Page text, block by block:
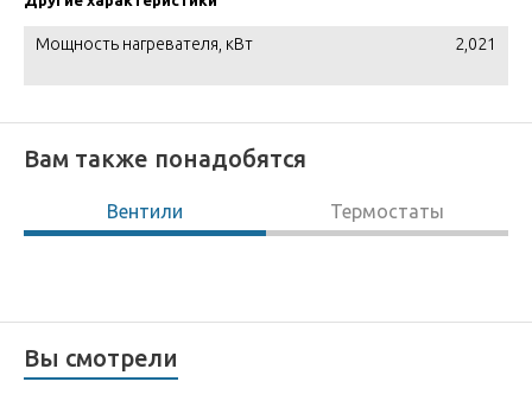
Мощность нагревателя, кВт 2,021
Вам также понадобятся
Вентили Термостаты
Вы смотрели